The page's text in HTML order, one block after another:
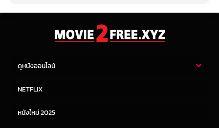
ดูหนังออนไลน์
หนังจีน
NETFLIX
หนังใหม่ 2025